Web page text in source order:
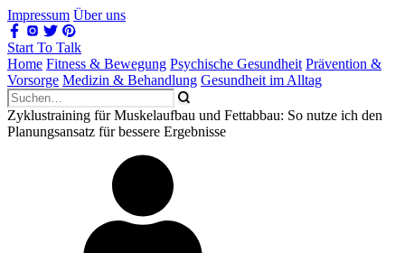
Impressum Über uns
Start To Talk
Home Fitness & Bewegung Psychische Gesundheit Prävention &
Vorsorge Medizin & Behandlung Gesundheit im Alltag
Zyklustraining für Muskelaufbau und Fettabbau: So nutze ich den
Planungsansatz für bessere Ergebnisse